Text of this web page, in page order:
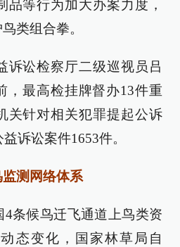
品等行为加大办案力度，
类组合拳。
诉讼检察厅二级巡视员吕
，最高检挂牌督办13件重
关针对相关犯罪提起公诉
诉讼案件1653件。
测网络体系
条候鸟迁飞通道上鸟类资
态变化，国家林草局自